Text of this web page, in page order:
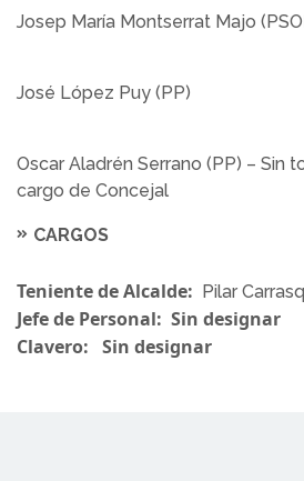
Josep María Montserrat Majo
José López Puy (PP)
Oscar Aladrén Serrano (PP) – Sin
cargo de Concejal
CARGOS
Teniente de Alcalde: Pilar
Jefe de Personal: Sin designar
Clavero: Sin designar